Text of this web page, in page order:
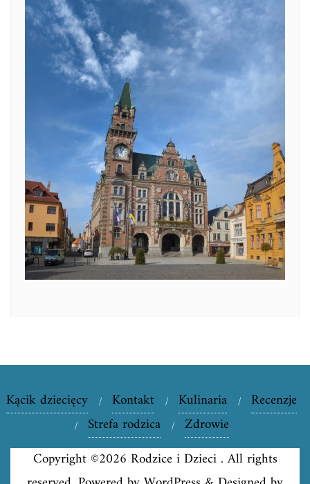
Kącik dziecięcy Kontakt Kulinaria
Recenzje
Strefa rodzica
Zdrowie
Copyright ©2026 Rodzice i Dzieci . All rights